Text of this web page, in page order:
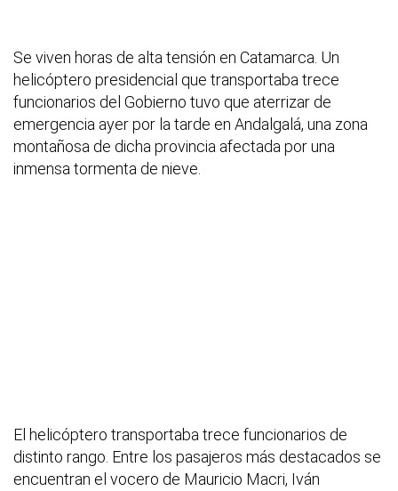
Se viven horas de alta tensión en Catamarca. Un
helicóptero presidencial que transportaba trece
funcionarios del Gobierno tuvo que aterrizar de
emergencia ayer por la tarde en Andalgalá, una zona
montañosa de dicha provincia afectada por una
inmensa tormenta de nieve.
El helicóptero transportaba trece funcionarios de
distinto rango. Entre los pasajeros más destacados se
encuentran el vocero de Mauricio Macri, Iván